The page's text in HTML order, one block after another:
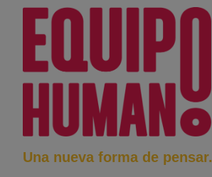
Una nueva forma de pensar.